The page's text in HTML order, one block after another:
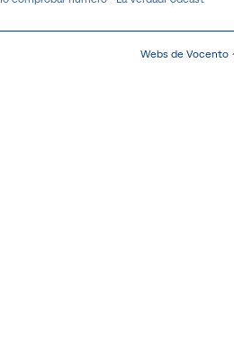
Webs de Vocento